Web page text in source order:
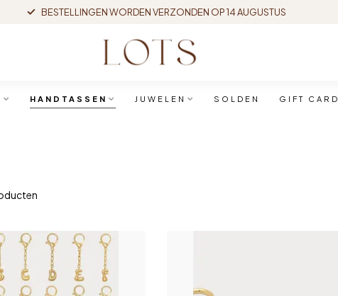
BESTELLINGEN WORDEN VERZONDEN OP 14 AUGUSTUS
HANDTASSEN JUWELEN SOLDEN GIFT CARD